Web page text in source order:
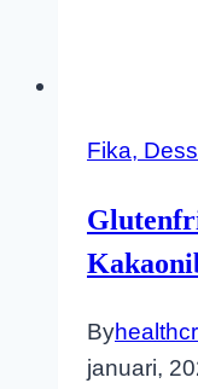
Fika,
By
januari,